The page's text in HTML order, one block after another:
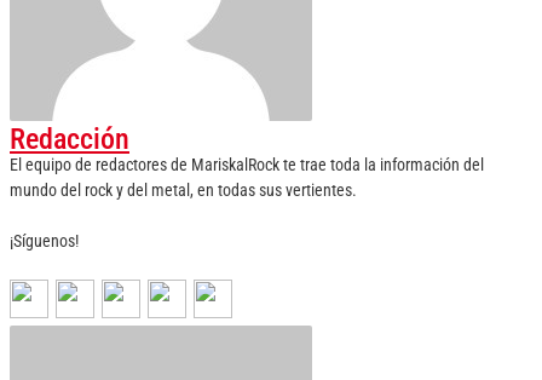
Redacción
El equipo de redactores de MariskalRock te trae toda la información del
mundo del rock y del metal, en todas sus vertientes.
¡Síguenos!